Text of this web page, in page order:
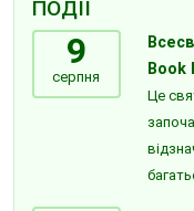
ПОДІЇ
9
серпня
Book
Це